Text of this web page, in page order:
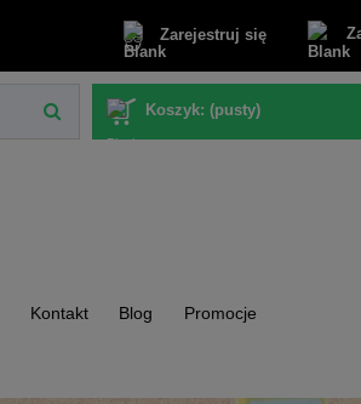
Zarejestruj się
Koszyk: (pusty)
Kontakt Blog Promocje